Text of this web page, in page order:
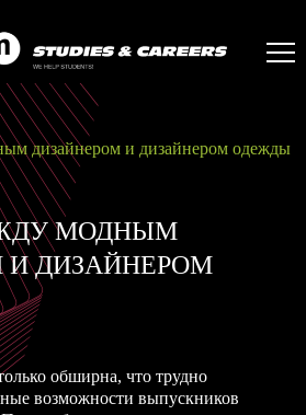
дизайнером и дизайнером одежды
МОДНЫМ
И ДИЗАЙНЕРОМ
обширна, что трудно
возможности выпускников